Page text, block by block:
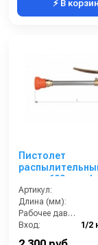
⚡ В
Пистолет
распылительный 40
копье 600 мм,
1,5 мм, вход Ш1/2
Артикул:
Длина (мм):
Рабочее давление (бар):
Вход: